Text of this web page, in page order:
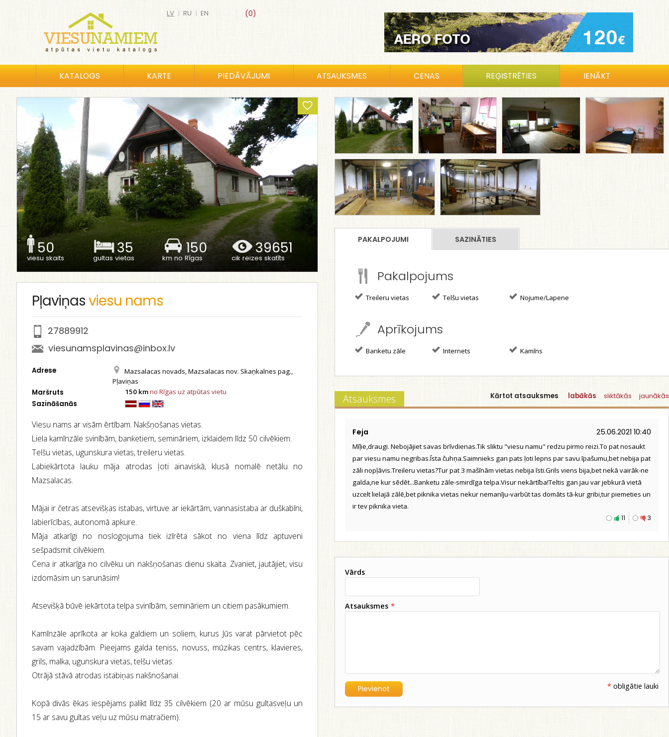
(0)
LV | RU | EN
KATALOGS KARTE PIEDĀVĀJUMI ATSAUKSMES CENAS REĢISTRĒTIES IENĀKT
50
viesu skaits
35
gultas vietas
150
km no Rīgas
39651
cik reizes skatīts
Pļaviņasviesu nams
27889912
viesunamsplavinas@inbox.lv
Adrese
Mazsalacas novads, Mazsalacas nov. Skaņkalnes pag.,
Pļaviņas
Maršruts 150 kmno Rīgas uz atpūtas vietu
Sazināšanās
Viesu nams ar visām ērtībam. Nakšņošanas vietas.
Liela kamīnzāle svinībām, banketiem, semināriem, izklaidem līdz 50 cilvēkiem.
Telšu vietas, ugunskura vietas, treileru vietas.
Labiekārtota lauku māja atrodas ļoti ainaviskā, klusā nomalē netālu no
Mazsalacas.
Mājai ir četras atsevišķas istabas, virtuve ar iekārtām, vannasistaba ar duškabīni,
labierīcības, autonomā apkure.
Māja atkarīgi no noslogojuma tiek izīrēta sākot no viena līdz aptuveni
sešpadsmit cilvēkiem.
Cena ir atkarīga no cilvēku un nakšņošanas dienu skaita. Zvaniet, jautājiet, visu
izdomāsim un sarunāsim!
Atsevišķā būvē iekārtota telpa svinībām, semināriem un citiem pasākumiem.
Kamīnzāle aprīkota ar koka galdiem un soliem, kurus Jūs varat pārvietot pēc
savam vajadzībām. Pieejams galda teniss, novuss, mūzikas centrs, klavieres,
grils, malka, ugunskura vietas, telšu vietas.
Otrājā stāvā atrodas istabiņas nakšnošanai.
Kopā divās ēkas iespējams palikt līdz 35 cilvēkiem (20 ar mūsu gultasveļu un
15 ar savu gultas veļu uz mūsu matračiem).
PAKALPOJUMI SAZINĀTIES
Pakalpojums
Treileru vietas Telšu vietas Nojume/Lapene
Aprīkojums
Banketu zāle Internets Kamīns
Kārtot atsauksmes labākās sliktākās jaunākās
Atsauksmes
Feja 25.06.2021 10:40
Mīļie,draugi. Nebojājiet savas brīvdienas.Tik sliktu "viesu namu" redzu pirmo reizi.To pat nosaukt
par viesu namu negribas.Īsta čuhņa.Saimnieks gan pats ļoti lepns par savu īpašumu,bet nebija pat
zāli nopļāvis.Treileru vietas?Tur pat 3 mašīnām vietas nebija īsti.Grils viens bija,bet nekā vairāk-ne
galda,ne kur sēdēt...Banketu zāle-smirdīga telpa.Visur nekārtība!Teltis gan jau var jebkurā vietā
uzcelt lielajā zālē,bet piknika vietas nekur nemanīju-varbūt tas domāts tā-kur gribi,tur piemeties un
ir tev piknika vieta.
3
11
Vārds
Atsauksmes *
* obligātie lauki